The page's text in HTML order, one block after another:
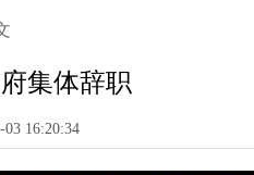
集体辞职
03 16:20:34